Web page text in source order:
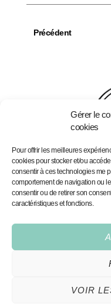
Gérer le
cookies
Pour offrir les meilleures
cookies pour stocker et/ou
consentir à ces technologies me
comportement de navigation ou
consentir ou de retirer son
caractéristiques et fonctions.
VOIR
Précédent
Accueil
Services
Contact